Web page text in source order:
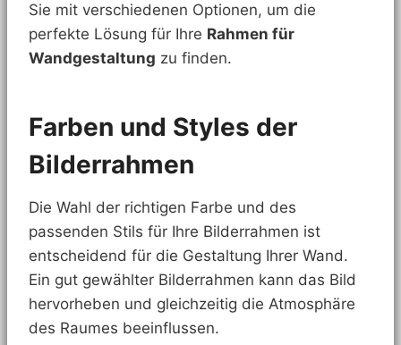
Sie mit verschiedenen Optionen, um die
perfekte Lösung für Ihre Rahmen für
Wandgestaltung zu finden.
Farben und Styles der
Bilderrahmen
Die Wahl der richtigen Farbe und des
passenden Stils für Ihre Bilderrahmen ist
entscheidend für die Gestaltung Ihrer Wand.
Ein gut gewählter Bilderrahmen kann das Bild
hervorheben und gleichzeitig die Atmosphäre
des Raumes beeinflussen.